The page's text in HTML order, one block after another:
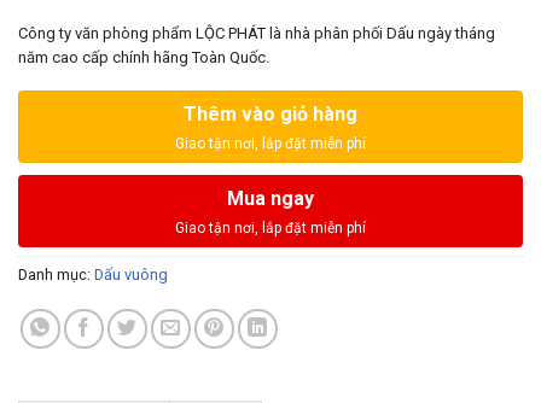
Công ty văn phòng phẩm LỘC PHÁT là nhà phân phối Dấu ngày tháng
năm cao cấp chính hãng Toàn Quốc.
Thêm vào giỏ hàng
Mua ngay
Danh mục: Dấu vuông